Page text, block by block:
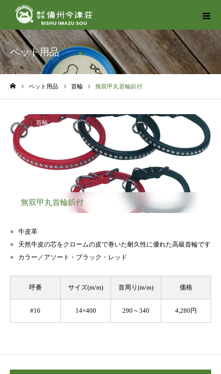
ペット用品
ペット用品 首輪 無双甲丸首輪鋲付
首輪
無双甲丸首輪鋲付
牛皮革
天然牛皮の芯をクロームの皮で巻いた耐久性に優れた高級首輪です
カラー／アソート・ブラック・レッド
呼番 サイズ(m/m) 首周り(m/m) 価格
#16 14×400 290～340 4,280円